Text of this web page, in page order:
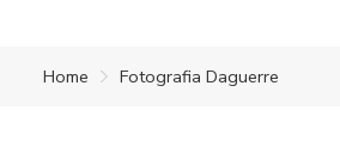
Home Fotografia Daguerre